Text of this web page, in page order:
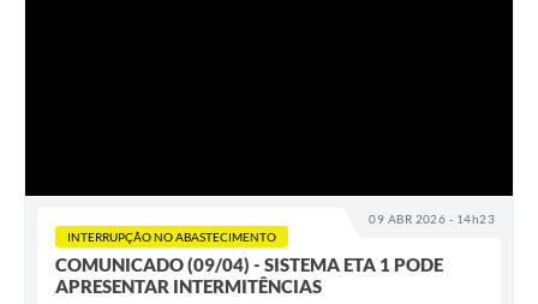
09 ABR 2026 - 14h23
INTERRUPÇÃO NO ABASTECIMENTO
COMUNICADO (09/04) - SISTEMA ETA 1 PODE
APRESENTAR INTERMITÊNCIAS